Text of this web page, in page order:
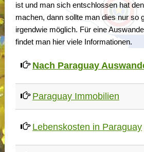
ist und man sich entschlossen hat
machen, dann sollte man dies nur so
irgendwie möglich. Für eine
findet man hier viele Informationen.
Nach Paraguay
Paraguay Immobilien
Lebenskosten in Paraguay